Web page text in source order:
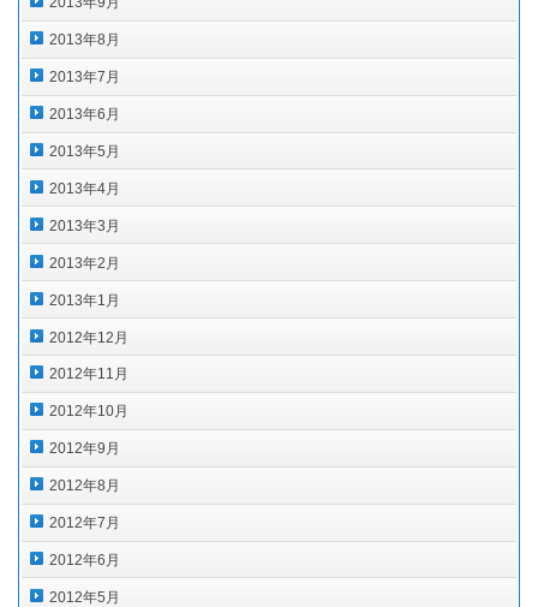
2013年8月
2013年7月
2013年6月
2013年5月
2013年4月
2013年3月
2013年2月
2013年1月
2012年12月
2012年11月
2012年10月
2012年9月
2012年8月
2012年7月
2012年6月
2012年5月